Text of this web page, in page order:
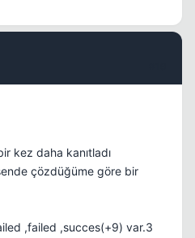
kez daha kanıtladı
çözdüğüme göre bir
,failed ,succes(+9) var.3